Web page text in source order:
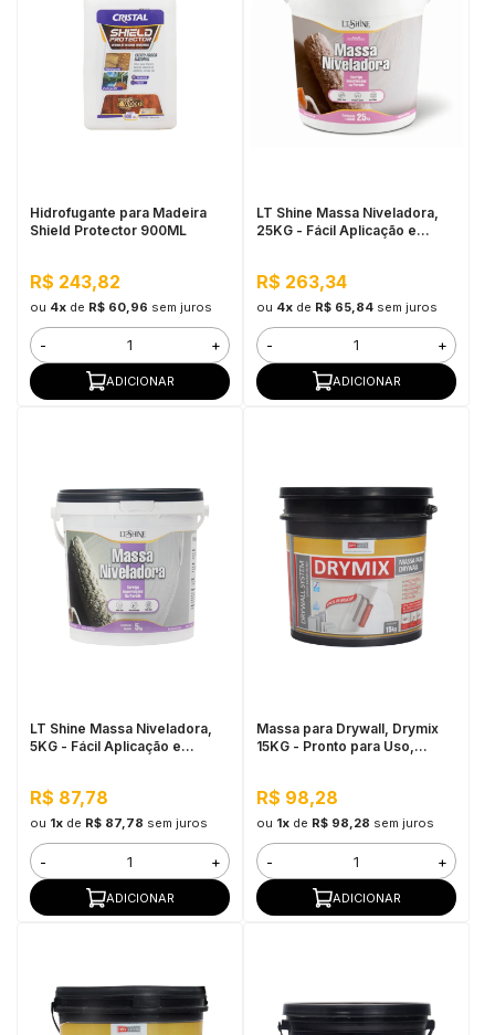
Hidrofugante para Madeira
Shield Protector 900ML
R$ 243,82
ou 4xde R$ 60,96 sem juros
- +
ADICIONAR
LT Shine Massa Niveladora,
25KG - Fácil Aplicação e
R$ 263,34
ou 4xde R$ 65,84 sem juros
- +
ADICIONAR
LT Shine Massa Niveladora,
5KG - Fácil Aplicação e
R$ 87,78
ou 1xde R$ 87,78 sem juros
- +
ADICIONAR
Massa para Drywall, Drymix
15KG - Pronto para Uso,
R$ 98,28
ou 1xde R$ 98,28 sem juros
- +
ADICIONAR